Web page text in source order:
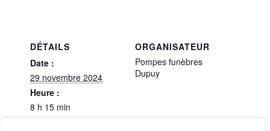
DÉTAILS
Date :
29 novembre 2024
Heure :
8 h 15 min
ORGANISATEUR
Pompes funèbres
Dupuy